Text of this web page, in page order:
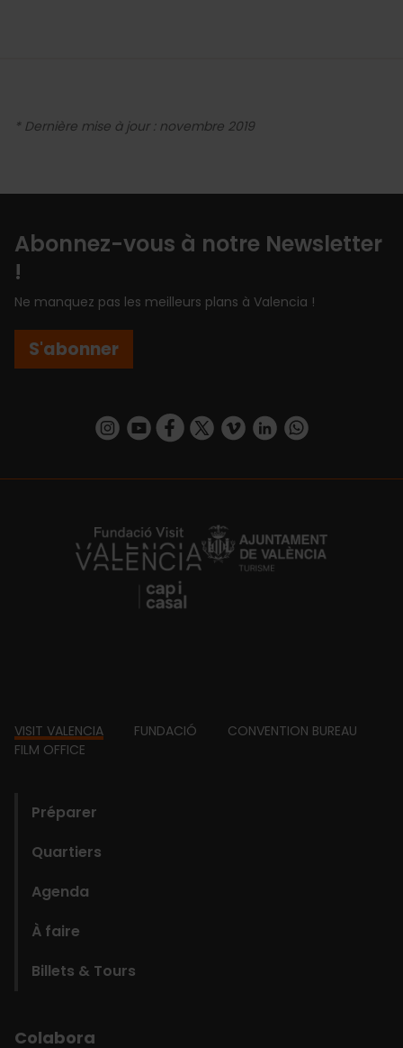
* Dernière mise à jour : novembre 2019
Abonnez-vous à notre Newsletter
!
Ne manquez pas les meilleurs plans à Valencia !
S'abonner
https://www.instagram.com/visit_valencia/
https://www.youtube.com/user/
https://www.facebook.com/
https://twitter.com/
https://vimeo.com/
https://www.linkedin.com/company/turismo-valencia/https://api.whatsapp.com/send/
https://fundacion.visitvalencia.com/
Footer
VISIT VALENCIA FUNDACIÓ
CONVENTION BUREAU
FILM OFFICE
Préparer
Quartiers
Agenda
À faire
Billets & Tours
Colabora